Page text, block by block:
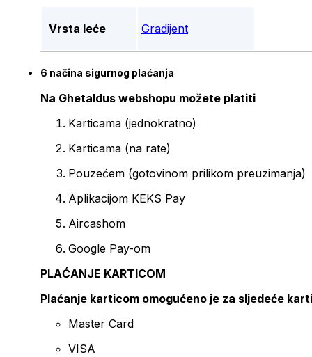
Vrsta leće Gradijent
6 načina sigurnog plaćanja
Na Ghetaldus webshopu možete platiti
Karticama (jednokratno)
Karticama (na rate)
Pouzećem (gotovinom prilikom preuzimanja)
Aplikacijom KEKS Pay
Aircashom
Google Pay-om
PLAĆANJE KARTICOM
Plaćanje karticom omogućeno je za sljedeće
Master Card
VISA